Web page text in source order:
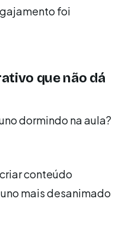
foi
que não dá
dormindo na aula?
conteúdo
mais desanimado